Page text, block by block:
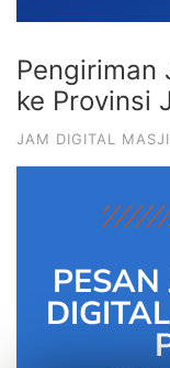
Pengiriman
ke Provinsi
JAM DIGITAL